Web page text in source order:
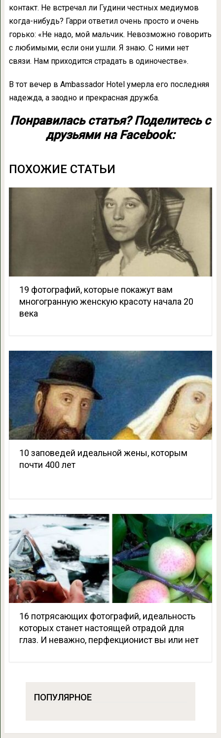
контакт. Не встречал ли Гудини честных медиумов
когда-нибудь? Гарри ответил очень просто и очень
горько: «Не надо, мой мальчик. Невозможно говорить
с любимыми, если они ушли. Я знаю. С ними нет
связи. Нам приходится страдать в одиночестве».
В тот вечер в Ambassador Hotel умерла его последняя
надежда, а заодно и прекрасная дружба.
Понравилась статья? Поделитесь с
друзьями на Facebook:
ПОХОЖИЕ СТАТЬИ
19 фотографий, которые покажут вам
многогранную женскую красоту начала 20
века
10 заповедей идеальной жены, которым
почти 400 лет
16 потрясающих фотографий, идеальность
которых станет настоящей отрадой для
глаз. И неважно, перфекционист вы или нет
ПОПУЛЯРНОЕ